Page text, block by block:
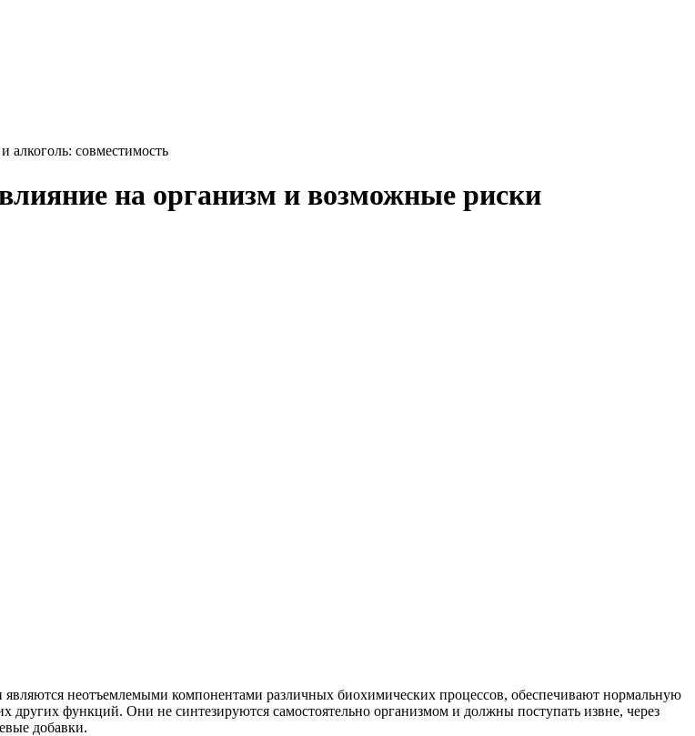
алкоголь: совместимость
на организм и возможные риски
неотъемлемыми компонентами различных биохимических процессов, обеспечивают нормальную
функций. Они не синтезируются самостоятельно организмом и должны поступать извне, через
добавки.